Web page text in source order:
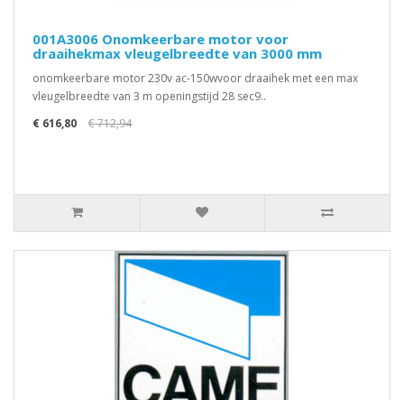
001A3006 Onomkeerbare motor voor
draaihekmax vleugelbreedte van 3000 mm
onomkeerbare motor 230v ac-150wvoor draaihek met een max
vleugelbreedte van 3 m openingstijd 28 sec9..
€ 616,80
€ 712,94